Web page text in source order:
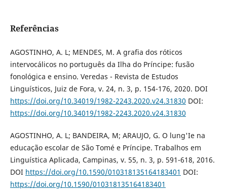
Referências
AGOSTINHO, A. L; MENDES, M. A grafia dos róticos
intervocálicos no português da Ilha do Príncipe: fusão
fonológica e ensino. Veredas - Revista de Estudos
Linguísticos, Juiz de Fora, v. 24, n. 3, p. 154-176, 2020. DOI
https://doi.org/10.34019/1982-2243.2020.v24.31830 DOI:
https://doi.org/10.34019/1982-2243.2020.v24.31830
AGOSTINHO, A. L; BANDEIRA, M; ARAUJO, G. O lung'Ie na
educação escolar de São Tomé e Príncipe. Trabalhos em
Linguística Aplicada, Campinas, v. 55, n. 3, p. 591-618, 2016.
DOI https://doi.org/10.1590/010318135164183401 DOI:
https://doi.org/10.1590/010318135164183401